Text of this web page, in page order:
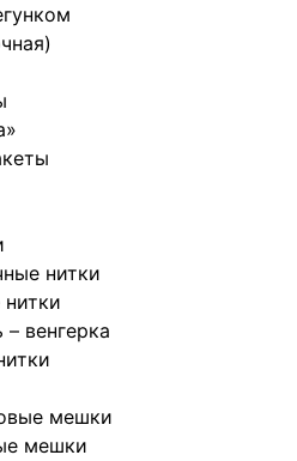
нитки
– венгерка
мешки
мешки